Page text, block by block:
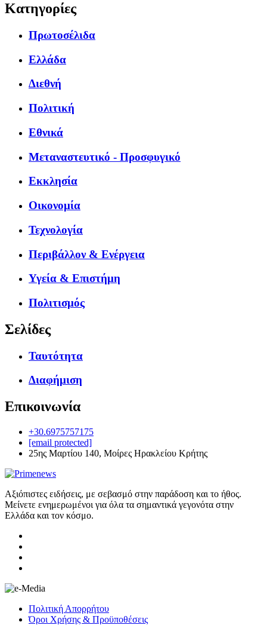
Κατηγορίες
Πρωτοσέλιδα
Ελλάδα
Διεθνή
Πολιτική
Εθνικά
Μεταναστευτικό - Προσφυγικό
Εκκλησία
Οικονομία
Τεχνολογία
Περιβάλλον & Ενέργεια
Υγεία & Επιστήμη
Πολιτισμός
Σελίδες
Ταυτότητα
Διαφήμιση
Επικοινωνία
+30.6975757175
[email protected]
25ης Μαρτίου 140, Μοίρες Ηρακλείου Κρήτης
Αξιόπιστες ειδήσεις, με σεβασμό στην παράδοση και το ήθος.
Μείνετε ενημερωμένοι για όλα τα σημαντικά γεγονότα στην
Ελλάδα και τον κόσμο.
Πολιτική Απορρήτου
Όροι Χρήσης & Προϋποθέσεις